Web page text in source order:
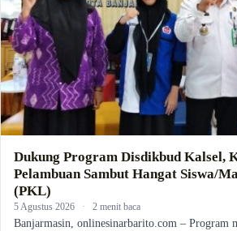
Dukung Program Disdikbud Kalsel,
Pelambuan Sambut Hangat Siswa/
(PKL)
5 Agustus 2026 · 2 menit baca
Banjarmasin, onlinesinarbarito.com – Program